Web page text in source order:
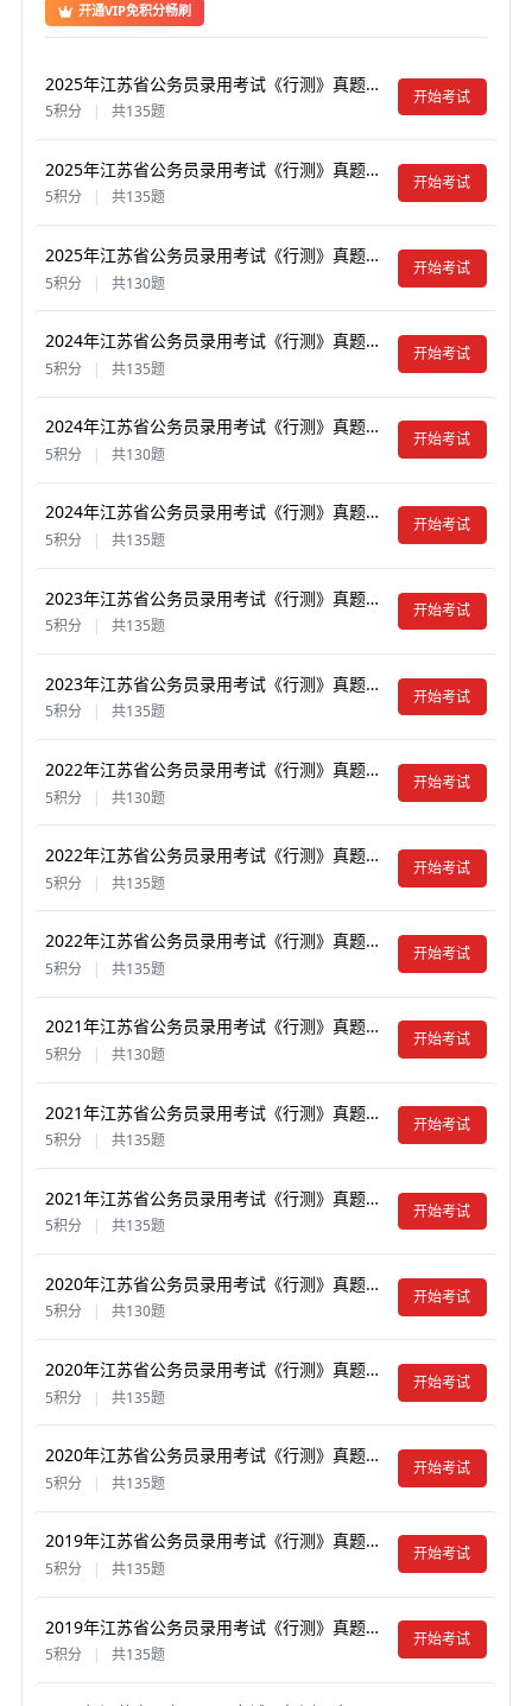
开通VIP免积分畅刷
2025年江苏省公务员录用考试《行测》真题试卷及答案【含解析】（A类）
5积分 | 共135题
开始考试
2025年江苏省公务员录用考试《行测》真题试卷及答案【含解析】（B类）
5积分 共135题
开始考试
2025年江苏省公务员录用考试《行测》真题试卷及答案【含解析】（C类）
5积分 | 共130题
开始考试
2024年江苏省公务员录用考试《行测》真题试卷及答案【含解析】（B类）
5积分 | 共135题
开始考试
2024年江苏省公务员录用考试《行测》真题试卷及答案【含解析】（C类）
5积分 | 共130题
开始考试
2024年江苏省公务员录用考试《行测》真题试卷及答案【含解析】（A类）
5积分 | 共135题
开始考试
2023年江苏省公务员录用考试《行测》真题试卷及答案【含解析】（A类）
5积分 | 共135题
开始考试
2023年江苏省公务员录用考试《行测》真题试卷及答案【含解析】（B类）
5积分 | 共135题
开始考试
2022年江苏省公务员录用考试《行测》真题试卷及答案【含解析】（C类）
5积分 | 共130题
开始考试
2022年江苏省公务员录用考试《行测》真题试卷及答案【含解析】（B类）
5积分 | 共135题
开始考试
2022年江苏省公务员录用考试《行测》真题试卷及答案【含解析】（A类）
5积分 | 共135题
开始考试
2021年江苏省公务员录用考试《行测》真题试卷及答案【含解析】（C类）
5积分 | 共130题
开始考试
2021年江苏省公务员录用考试《行测》真题试卷及答案【含解析】（B类）
5积分 | 共135题
开始考试
2021年江苏省公务员录用考试《行测》真题试卷及答案【含解析】（A类）
5积分 | 共135题
开始考试
2020年江苏省公务员录用考试《行测》真题试卷及答案【含解析】（C类）
5积分 共130题
开始考试
2020年江苏省公务员录用考试《行测》真题试卷及答案【含解析】（B类）
5积分 | 共135题
开始考试
2020年江苏省公务员录用考试《行测》真题试卷及答案【含解析】（A类）
5积分 | 共135题
开始考试
2019年江苏省公务员录用考试《行测》真题试卷及答案【含解析】（A类）
5积分 | 共135题
开始考试
2019年江苏省公务员录用考试《行测》真题试卷及答案【含解析】（B类）
5积分 | 共135题
开始考试